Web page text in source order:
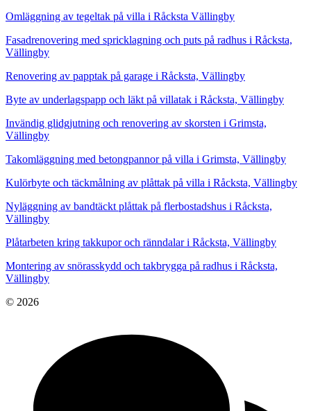
Omläggning av tegeltak på villa i Råcksta Vällingby
Fasadrenovering med spricklagning och puts på radhus i Råcksta,
Vällingby
Renovering av papptak på garage i Råcksta, Vällingby
Byte av underlagspapp och läkt på villatak i Råcksta, Vällingby
Invändig glidgjutning och renovering av skorsten i Grimsta,
Vällingby
Takomläggning med betongpannor på villa i Grimsta, Vällingby
Kulörbyte och täckmålning av plåttak på villa i Råcksta, Vällingby
Nyläggning av bandtäckt plåttak på flerbostadshus i Råcksta,
Vällingby
Plåtarbeten kring takkupor och ränndalar i Råcksta, Vällingby
Montering av snörasskydd och takbrygga på radhus i Råcksta,
Vällingby
© 2026